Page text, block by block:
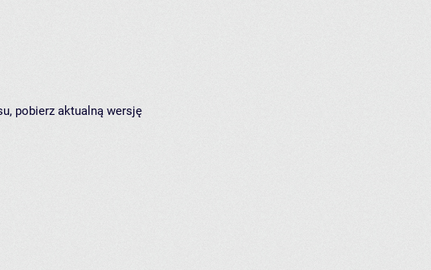
pobierz aktualną wersję